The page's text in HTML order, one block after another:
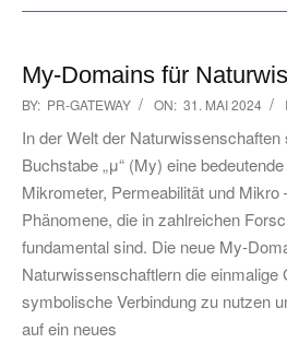
My-Domains für
2024-
05-
31
BY: PR-GATEWAY ON: 31. MAI 2024
In der Welt der
Buchstabe „μ“ (My) eine
Mikrometer, Permeabilität und Mikro
Phänomene, die in zahlreichen
fundamental sind. Die neue My-
Naturwissenschaftlern die einmalige
symbolische Verbindung zu nutzen
auf ein neues